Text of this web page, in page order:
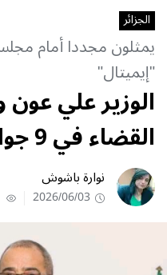
الجزائر
يمثلون مجددا أمام
"إيميتال"
الوزير علي
القضاء في 9 جوان
نوارة باشوش
2026/06/03